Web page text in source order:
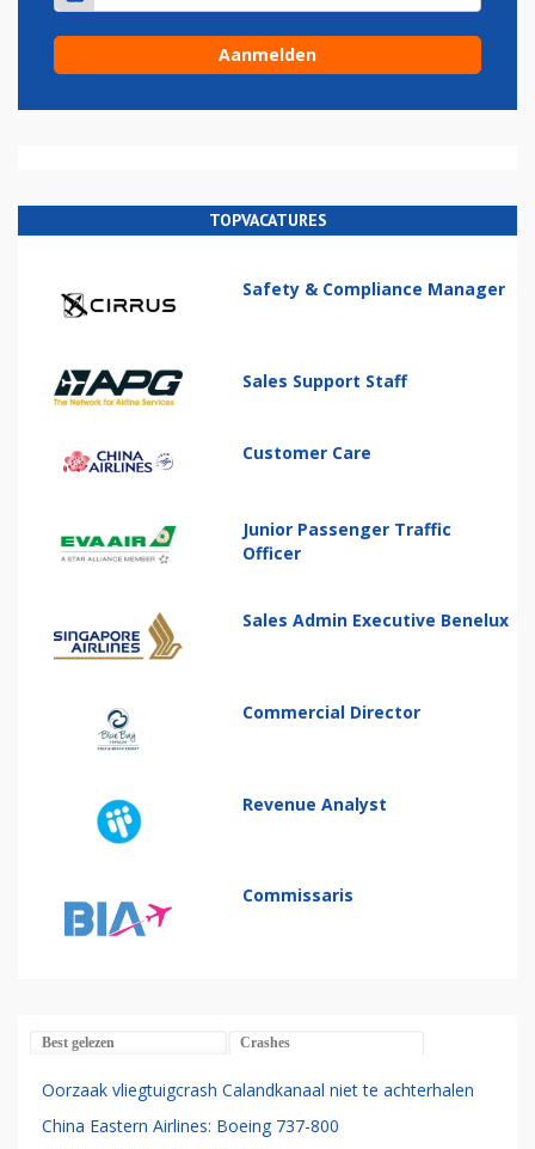
TOPVACATURES
Safety & Compliance Manager
Sales Support Staff
Customer Care
Junior Passenger Traffic
Officer
Sales Admin Executive Benelux
Commercial Director
Revenue Analyst
Commissaris
Best gelezen Crashes
Oorzaak vliegtuigcrash Calandkanaal niet te achterhalen
China Eastern Airlines: Boeing 737-800